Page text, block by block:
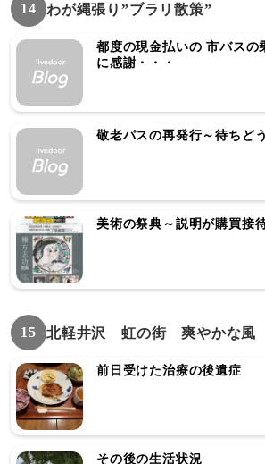
14 わが縄張り”ブラリ散策”
都度の現金払いの 市バスの
に感謝・・・
敬老パスの再発行～待ちど
美術の祭典～説明が購買接
15 北軽井沢 虹の街 爽やかな風
前日受けた治療の後遺症
その後の生活状況